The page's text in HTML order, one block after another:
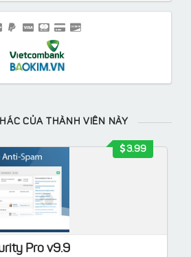
CỦA THÀNH VIÊN NÀY
Pro v9.9
3.99